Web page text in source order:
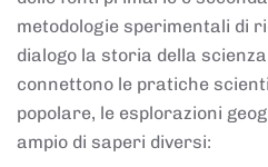
metodologie sperimentali di
dialogo la storia della
connettono le pratiche
popolare, le esplorazioni
ampio di saperi diversi: